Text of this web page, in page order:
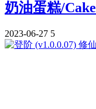
奶油蛋糕/Cake
2023-06-27 5